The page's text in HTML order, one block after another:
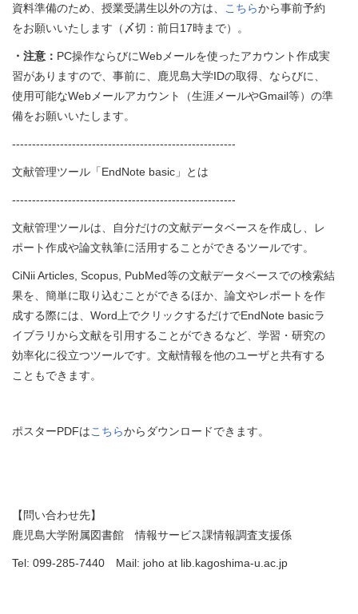
資料準備のため、授業受講生以外の方は、 こちらから事前予約
をお願いいたします（〆切：前日17時まで）。
・注意： PC操作ならびにWebメールを使ったアカウント作成実
習がありますので、事前に、鹿児島大学IDの取得、ならびに、
使用可能なWebメールアカウント（生涯メールやGmail等）の準
備をお願いいたします。
--------------------------------------------------------
文献管理ツール「EndNote basic」とは
--------------------------------------------------------
文献管理ツールは、自分だけの文献データベースを作成し、レ
ポート作成や論文執筆に活用することができるツールです。
CiNii Articles, Scopus, PubMed等の文献データベースでの検索結
果を、簡単に取り込むことができるほか、論文やレポートを作
成する際には、Word上でクリックするだけでEndNote basicラ
イブラリから文献を引用することができるなど、学習・研究の
効率化に役立つツールです。文献情報を他のユーザと共有する
こともできます。
ポスターPDFはこちらからダウンロードできます。
【問い合わせ先】
鹿児島大学附属図書館 情報サービス課情報調査支援係
Tel: 099-285-7440 Mail: joho at lib.kagoshima-u.ac.jp